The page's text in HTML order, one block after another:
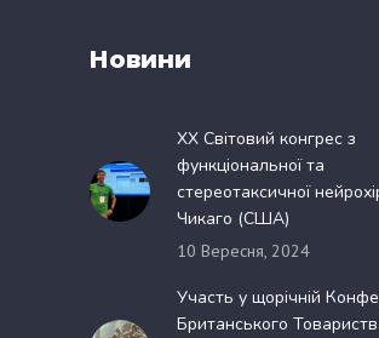
Новини
XX Світовий конгрес з
функціональної та
стереотаксичної
Чикаго (США)
10 Вересня, 2024
Участь у щорічній
Британського